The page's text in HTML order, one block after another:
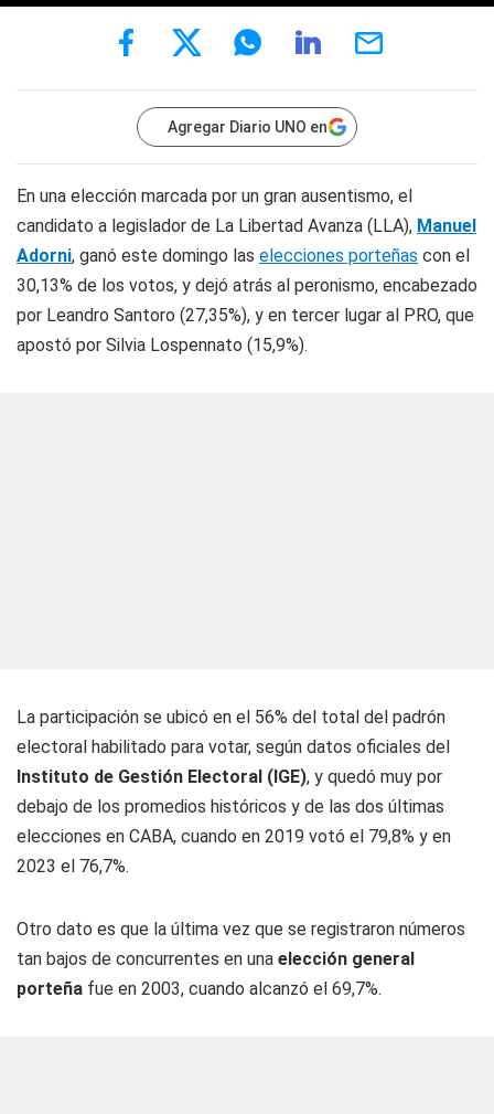
Agregar Diario UNO en
En una elección marcada por un gran ausentismo, el
candidato a legislador de La Libertad Avanza (LLA), Manuel
Adorni, ganó este domingo las elecciones porteñas con el
30,13% de los votos, y dejó atrás al peronismo, encabezado
por Leandro Santoro (27,35%), y en tercer lugar al PRO, que
apostó por Silvia Lospennato (15,9%).
La participación se ubicó en el 56% del total del padrón
electoral habilitado para votar, según datos oficiales del
Instituto de Gestión Electoral (IGE), y quedó muy por
debajo de los promedios históricos y de las dos últimas
elecciones en CABA, cuando en 2019 votó el 79,8% y en
2023 el 76,7%.
Otro dato es que la última vez que se registraron números
tan bajos de concurrentes en una elección general
porteña fue en 2003, cuando alcanzó el 69,7%.